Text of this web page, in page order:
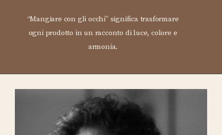
“Mangiare con gli occhi” significa trasformare
ogni prodotto in un racconto di luce, colore e
armonia.